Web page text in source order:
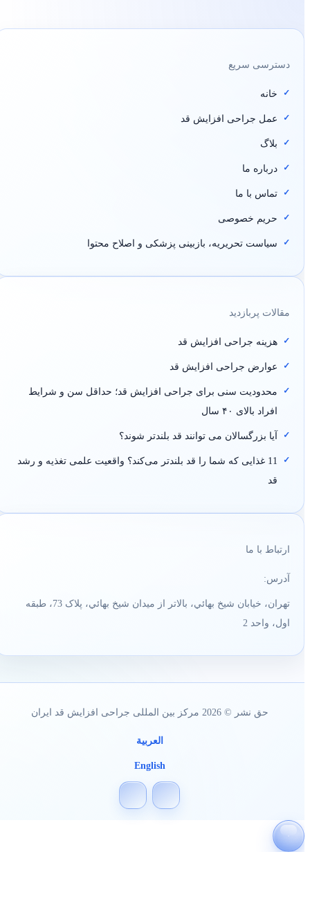
دسترسی سریع
خانه
عمل جراحی افزایش قد
بلاگ
درباره ما
تماس با ما
حریم خصوصی
سیاست تحریریه، بازبینی پزشکی و اصلاح محتوا
مقالات پربازدید
هزینه جراحی افزایش قد
عوارض جراحی افزایش قد
محدودیت سنی برای جراحی افزایش قد؛ حداقل سن و شرایط
افراد بالای ۴۰ سال
آیا بزرگسالان می توانند قد بلندتر شوند؟
11 غذایی که شما را قد بلندتر می‌کند؟ واقعیت علمی تغذیه و رشد
قد
ارتباط با ما
آدرس:
تهران، خيابان شيخ بهائي، بالاتر از ميدان شيخ بهائي، پلاک 73، طبقه
اول، واحد 2
حق نشر © 2026 مرکز بین المللی جراحی افزایش قد ایران
العربیة
English
پیمایش
به